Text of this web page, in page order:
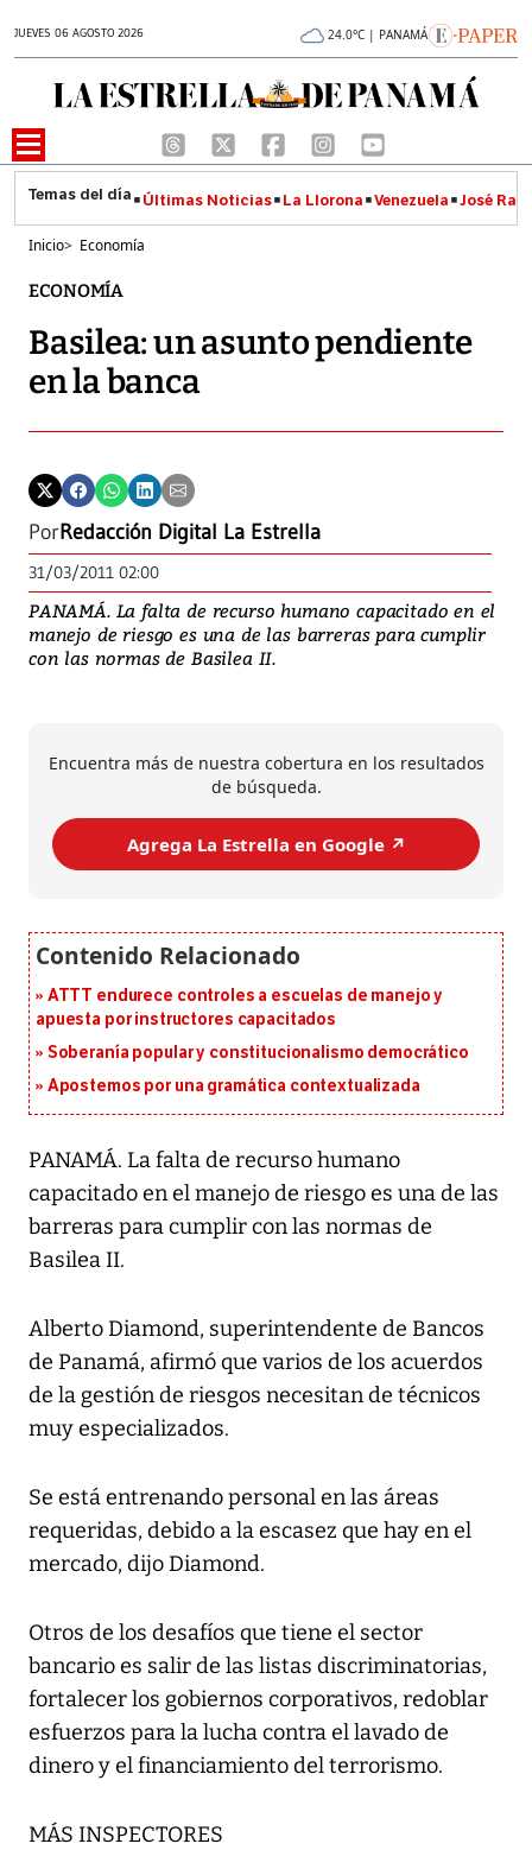
JUEVES 06 AGOSTO 2026 24.0°C | PANAMÁ
Últimas Noticias La Llorona Venezuela José
Inicio> Economía
ECONOMÍA
Basilea: un asunto pendiente
en la banca
PorRedacción Digital La Estrella
31/03/2011 02:00
PANAMÁ. La falta de recurso humano capacitado en el
manejo de riesgo es una de las barreras para cumplir
con las normas de Basilea II.
Encuentra más de nuestra cobertura en los resultados
de búsqueda.
Agrega La Estrella en Google ↗️
ATTT endurece controles a escuelas de manejo y
apuesta por instructores capacitados
Soberanía popular y constitucionalismo democrático
Apostemos por una gramática contextualizada
PANAMÁ. La falta de recurso humano
capacitado en el manejo de riesgo es una de las
barreras para cumplir con las normas de
Basilea II.
Alberto Diamond, superintendente de Bancos
de Panamá, afirmó que varios de los acuerdos
de la gestión de riesgos necesitan de técnicos
muy especializados.
Se está entrenando personal en las áreas
requeridas, debido a la escasez que hay en el
mercado, dijo Diamond.
Otros de los desafíos que tiene el sector
bancario es salir de las listas discriminatorias,
fortalecer los gobiernos corporativos, redoblar
esfuerzos para la lucha contra el lavado de
dinero y el financiamiento del terrorismo.
MÁS INSPECTORES